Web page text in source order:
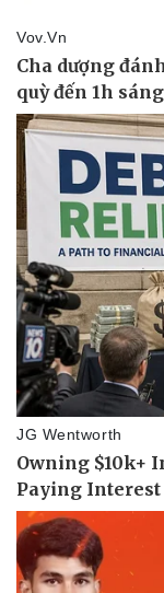
Pháp luật
Vụ án
Tin nóng
Tư vấn luật